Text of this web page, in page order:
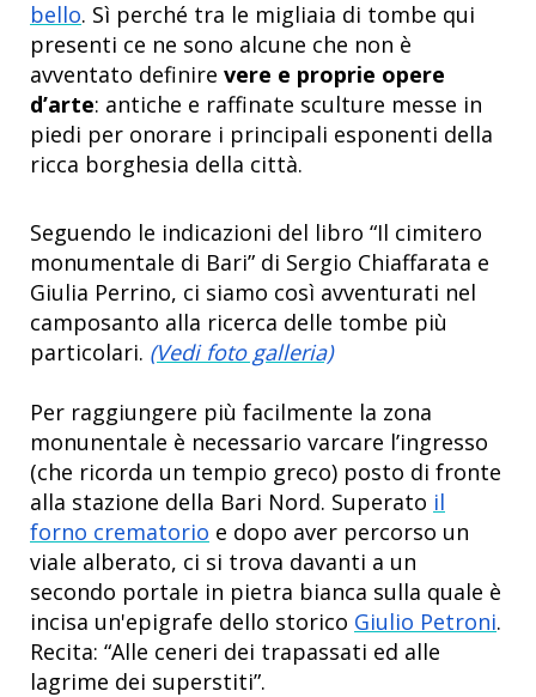
bello. Sì perché tra le migliaia di tombe qui
presenti ce ne sono alcune che non è
avventato definire vere e proprie opere
d’arte: antiche e raffinate sculture messe in
piedi per onorare i principali esponenti della
ricca borghesia della città.
Seguendo le indicazioni del libro “Il cimitero
monumentale di Bari” di Sergio Chiaffarata e
Giulia Perrino, ci siamo così avventurati nel
camposanto alla ricerca delle tombe più
particolari. (Vedi foto galleria)
Per raggiungere più facilmente la zona
monunentale è necessario varcare l’ingresso
(che ricorda un tempio greco) posto di fronte
alla stazione della Bari Nord. Superato il
forno crematorio e dopo aver percorso un
viale alberato, ci si trova davanti a un
secondo portale in pietra bianca sulla quale è
incisa un'epigrafe dello storico Giulio Petroni.
Recita: “Alle ceneri dei trapassati ed alle
lagrime dei superstiti”.